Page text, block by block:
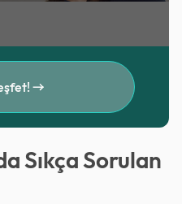
Sıkça Sorulan